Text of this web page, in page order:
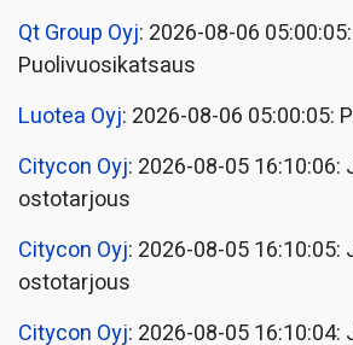
Qt Group Oyj: 2026-08-06 05:00:05:
Puolivuosikatsaus
Luotea Oyj: 2026-08-06 05:00:05:
Citycon Oyj: 2026-08-05 16:10:06:
ostotarjous
Citycon Oyj: 2026-08-05 16:10:05:
ostotarjous
Citycon Oyj: 2026-08-05